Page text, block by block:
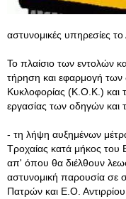
αστυνομικές υπηρεσίες
Το πλαίσιο των εντολών
τήρηση και εφαρμογή των
Κυκλοφορίας (Κ.Ο.Κ.) και
εργασίας των οδηγών και
- τη λήψη αυξημένων
Τροχαίας κατά μήκος του
απ' όπου θα διέλθουν
αστυνομική παρουσία
Πατρών και Ε.Ο.